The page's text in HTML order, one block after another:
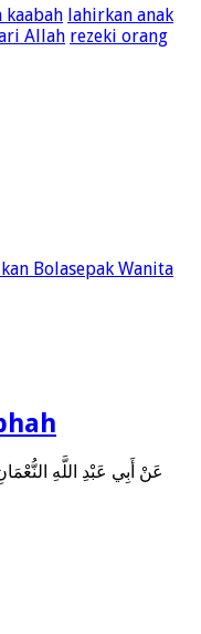
lahirkan anak
Allah rezeki orang
Bolasepak Wanita